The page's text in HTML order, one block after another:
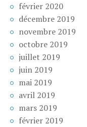
février 2020
décembre 2019
novembre 2019
octobre 2019
juillet 2019
juin 2019
mai 2019
avril 2019
mars 2019
février 2019